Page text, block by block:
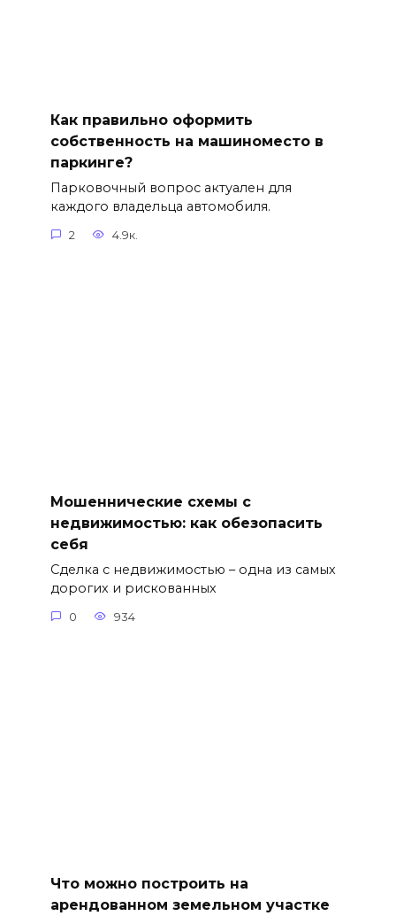
Как правильно оформить
собственность на машиноместо в
паркинге?
Парковочный вопрос актуален для
каждого владельца автомобиля.
2 4.9к.
Мошеннические схемы с
недвижимостью: как обезопасить
себя
Сделка с недвижимостью – одна из самых
дорогих и рискованных
0 934
Что можно построить на
арендованном земельном участке